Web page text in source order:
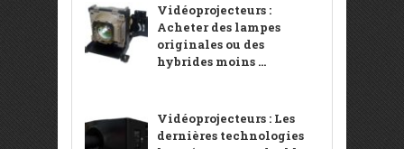
Vidéoprojecteurs :
Acheter des lampes
originales ou des
hybrides moins ...
Vidéoprojecteurs : Les
dernières technologies